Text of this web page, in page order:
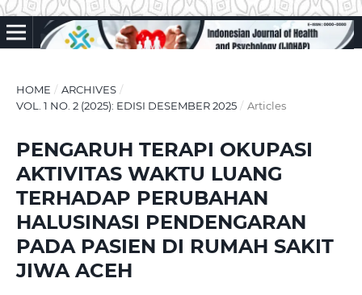
HOME / ARCHIVES /
VOL. 1 NO. 2 (2025): EDISI DESEMBER 2025 / Articles
PENGARUH TERAPI OKUPASI
AKTIVITAS WAKTU LUANG
TERHADAP PERUBAHAN
HALUSINASI PENDENGARAN
PADA PASIEN DI RUMAH SAKIT
JIWA ACEH